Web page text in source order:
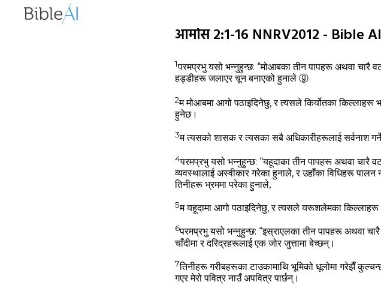
आमोस 2:1-16 NNRV2012 - Bible AI
1परमप्रभु यसो भन्‍नुहुन्‍छ: “मोआबका तीन पापहरू अथवा चारै
हड्डीहरू जलाएर चून बनाएको हुनाले ⓖ
2म मोआबमा आगो पठाइदिनेछु, र त्‍यसले किर्योतका किल्‍लाहरू
हुनेछ।
3म त्‍यसको शासक र त्‍यसका सबै अधिकारीहरूलाई सर्वनाश
4परमप्रभु यसो भन्‍नुहुन्‍छ: “यहूदाका तीन पापहरू अथवा चारै
व्‍यवस्‍थालाई अस्‍वीकार गरेका हुनाले, र उहाँका विधिहरू पालन
तिनीहरू भ्रममा परेका हुनाले,
5म यहूदामा आगो पठाइदिनेछु, र त्‍यसले यरूशलेमका किल्‍लाहरू
6परमप्रभु यसो भन्‍नुहुन्‍छ: “इस्राएलका तीन पापहरू अथवा
चाँदीमा र दरिद्रहरूलाई एक जोर जुत्तामा बेच्‍छन्‌।
7तिनीहरू गरीबहरूका टाउकामाथि भूमिको धूलोमा गरेझैँ
गएर मेरो पवित्र नाउँ अपवित्र पार्छन्‌।